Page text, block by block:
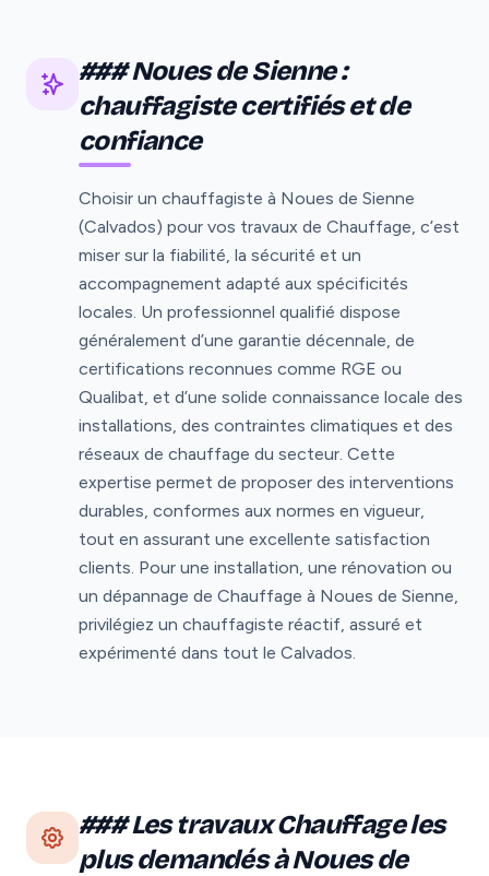
### Noues de Sienne :
chauffagiste certifiés et de
confiance
Choisir un chauffagiste à Noues de Sienne
(Calvados) pour vos travaux de Chauffage, c’est
miser sur la fiabilité, la sécurité et un
accompagnement adapté aux spécificités
locales. Un professionnel qualifié dispose
généralement d’une garantie décennale, de
certifications reconnues comme RGE ou
Qualibat, et d’une solide connaissance locale des
installations, des contraintes climatiques et des
réseaux de chauffage du secteur. Cette
expertise permet de proposer des interventions
durables, conformes aux normes en vigueur,
tout en assurant une excellente satisfaction
clients. Pour une installation, une rénovation ou
un dépannage de Chauffage à Noues de Sienne,
privilégiez un chauffagiste réactif, assuré et
expérimenté dans tout le Calvados.
### Les travaux Chauffage les
plus demandés à Noues de